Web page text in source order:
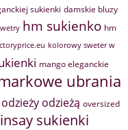
sukienki damskie bluzy
hm sukienko hm
kolorowy sweter w
mango eleganckie
ubrania
odzieży odzieżą oversized
sukienki